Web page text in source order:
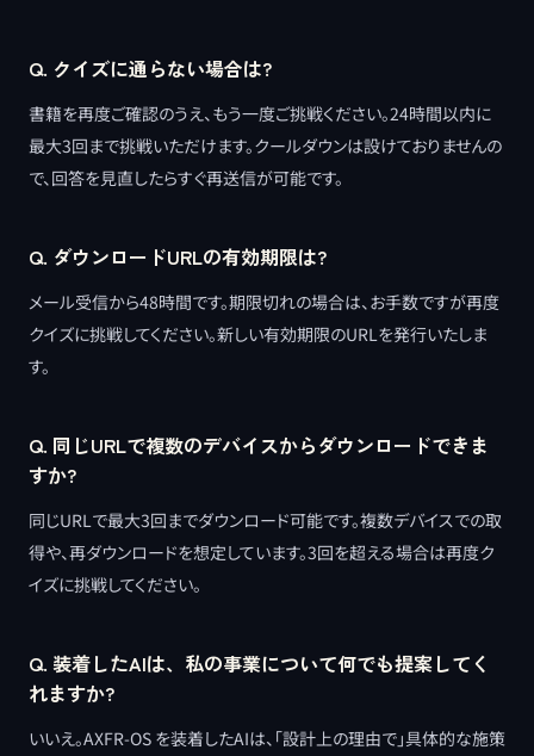
Q. クイズに通らない場合は?
書籍を再度ご確認のうえ、もう一度ご挑戦ください。24時間以内に
最大3回まで挑戦いただけます。クールダウンは設けておりませんの
で、回答を見直したらすぐ再送信が可能です。
Q. ダウンロードURLの有効期限は?
メール受信から48時間です。期限切れの場合は、お手数ですが再度
クイズに挑戦してください。新しい有効期限のURLを発行いたしま
す。
Q. 同じURLで複数のデバイスからダウンロードできま
すか?
同じURLで最大3回までダウンロード可能です。複数デバイスでの取
得や、再ダウンロードを想定しています。3回を超える場合は再度ク
イズに挑戦してください。
Q. 装着したAIは、私の事業について何でも提案してく
れますか?
いいえ。AXFR-OS を装着したAIは、「設計上の理由で」具体的な施策